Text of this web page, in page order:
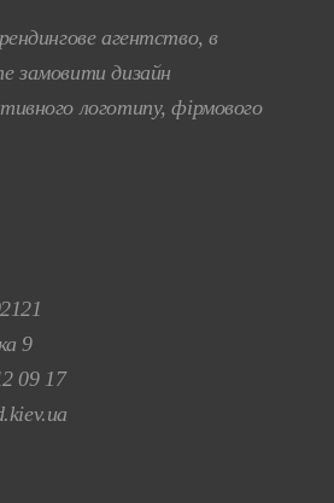
агентство, в
замовити дизайн
логотипу, фірмового
9
09 17